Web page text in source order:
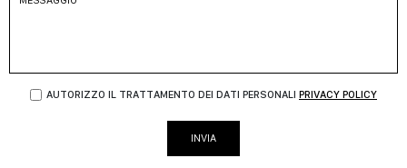
AUTORIZZO IL TRATTAMENTO DEI DATI PERSONALI PRIVACY POLICY
INVIA